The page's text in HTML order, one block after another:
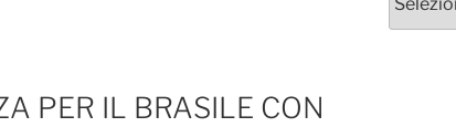
PER IL BRASILE CON